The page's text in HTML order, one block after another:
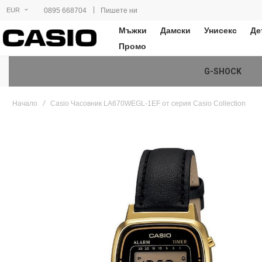
EUR 0895 668704 | Пишете ни
Мъжки Дамски Унисекс
Промо
G-SHOCK
Начало Casio Часовник LA670WEGL-1EF от серия Casio Collection